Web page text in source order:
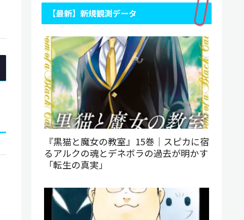
【最新】新規観測データ
『黒猫と魔女の教室』15巻｜スピカに宿
るアルクの魂とデネボラの過去が明かす
「転生の真実」